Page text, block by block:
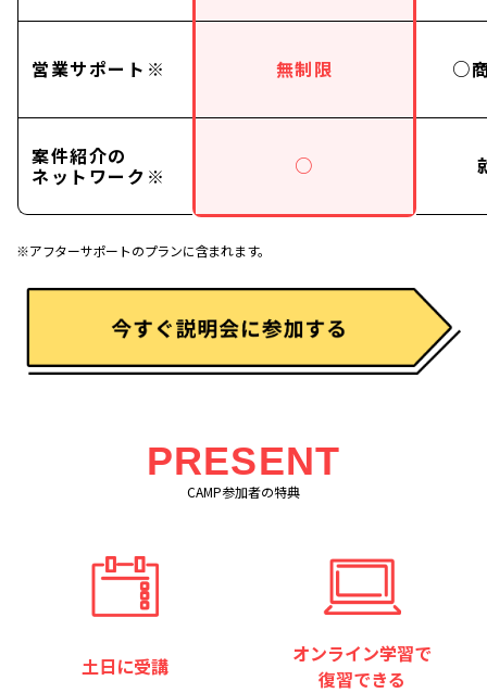
営業サポート※
案件紹介の
ネットワーク※
無制限
○
○
※アフターサポートのプランに含まれます。
PRESENT
CAMP参加者の特典
土日に受講
オンライン学習で
復習できる